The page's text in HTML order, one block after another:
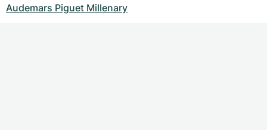
Audemars Piguet Millenary